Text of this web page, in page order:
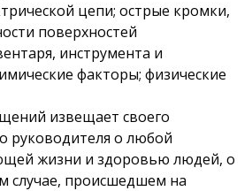
цепи; острые кромки,
поверхностей
инструмента и
факторы; физические
извещает своего
руководителя о любой
жизни и здоровью людей, о
случае, происшедшем на